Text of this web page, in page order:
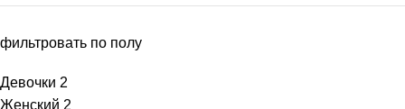
фильтровать по полу
Девочки 2
Женский 2